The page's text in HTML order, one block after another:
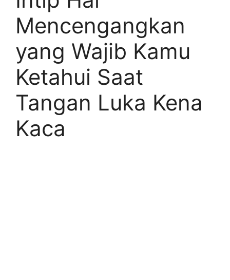
Mencengangkan
yang Wajib Kamu
Ketahui Saat
Tangan Luka Kena
Kaca